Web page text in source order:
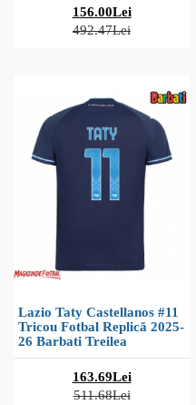
156.00Lei
492.47Lei
Lazio Taty Castellanos #11
Tricou Fotbal Replică 2025-
26 Barbati Treilea
163.69Lei
511.68Lei